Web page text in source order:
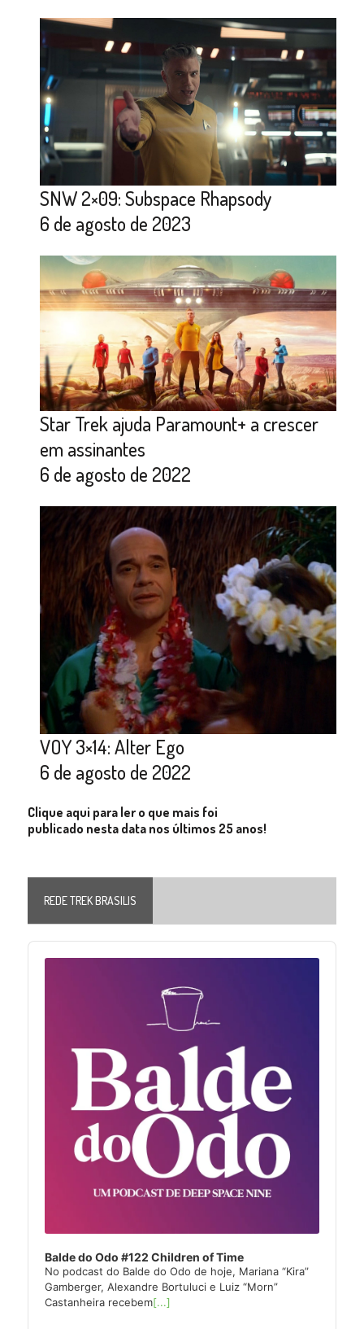
SNW 2×09: Subspace Rhapsody
6 de agosto de 2023
Star Trek ajuda Paramount+ a crescer
em assinantes
6 de agosto de 2022
VOY 3×14: Alter Ego
6 de agosto de 2022
Clique aqui para ler o que mais foi
publicado nesta data nos últimos 25 anos!
REDE TREK BRASILIS
Audio
Player
Balde do Odo #122 Children of Time
No podcast do Balde do Odo de hoje, Mariana “Kira”
Gamberger, Alexandre Bortuluci e Luiz “Morn”
Castanheira recebem[...]